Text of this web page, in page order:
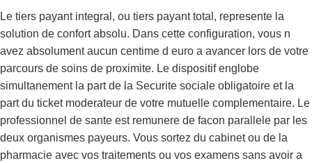
Le tiers payant integral, ou tiers payant total, represente la
solution de confort absolu. Dans cette configuration, vous n
avez absolument aucun centime d euro a avancer lors de votre
parcours de soins de proximite. Le dispositif englobe
simultanement la part de la Securite sociale obligatoire et la
part du ticket moderateur de votre mutuelle complementaire. Le
professionnel de sante est remunere de facon parallele par les
deux organismes payeurs. Vous sortez du cabinet ou de la
pharmacie avec vos traitements ou vos examens sans avoir a